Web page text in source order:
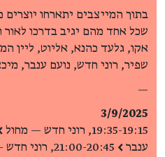
בתוך המייצבים יתארחו יוצרים
שכל אחד מהם יגיב בדרכו
אקו, גלעד כהנא, אליוט, ליין
שפיר, רוני חדש, נועם ענבר,
—
3/9/2025
19:35-19:15, רוני חדש — מחול
ענבר >